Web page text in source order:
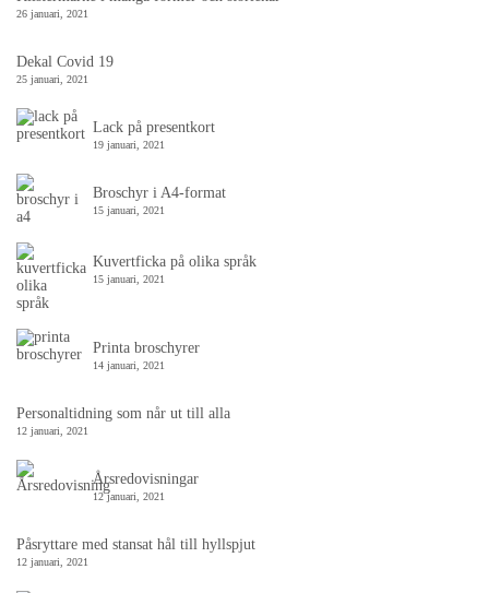
26 januari, 2021
Dekal Covid 19
25 januari, 2021
Lack på presentkort
19 januari, 2021
Broschyr i A4-format
15 januari, 2021
Kuvertficka på olika språk
15 januari, 2021
Printa broschyrer
14 januari, 2021
Personaltidning som når ut till alla
12 januari, 2021
Årsredovisningar
12 januari, 2021
Påsryttare med stansat hål till hyllspjut
12 januari, 2021